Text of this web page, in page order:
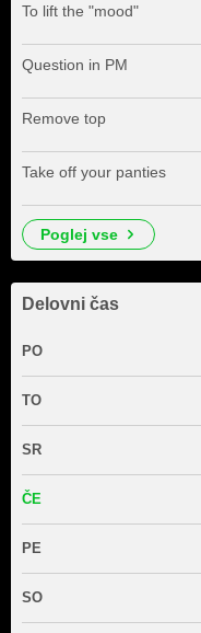
To lift the "mood"
Question in PM
Remove top
Take off your panties
poglej vse
Delovni čas
PO
TO
SR
ČE
PE
SO